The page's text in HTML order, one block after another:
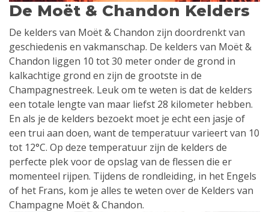
De Moët & Chandon Kelders
De kelders van Moët & Chandon zijn doordrenkt van
geschiedenis en vakmanschap. De kelders van Moët &
Chandon liggen 10 tot 30 meter onder de grond in
kalkachtige grond en zijn de grootste in de
Champagnestreek. Leuk om te weten is dat de kelders
een totale lengte van maar liefst 28 kilometer hebben.
En als je de kelders bezoekt moet je echt een jasje of
een trui aan doen, want de temperatuur varieert van 10
tot 12°C. Op deze temperatuur zijn de kelders de
perfecte plek voor de opslag van de flessen die er
momenteel rijpen. Tijdens de rondleiding, in het Engels
of het Frans, kom je alles te weten over de Kelders van
Champagne Moët & Chandon.